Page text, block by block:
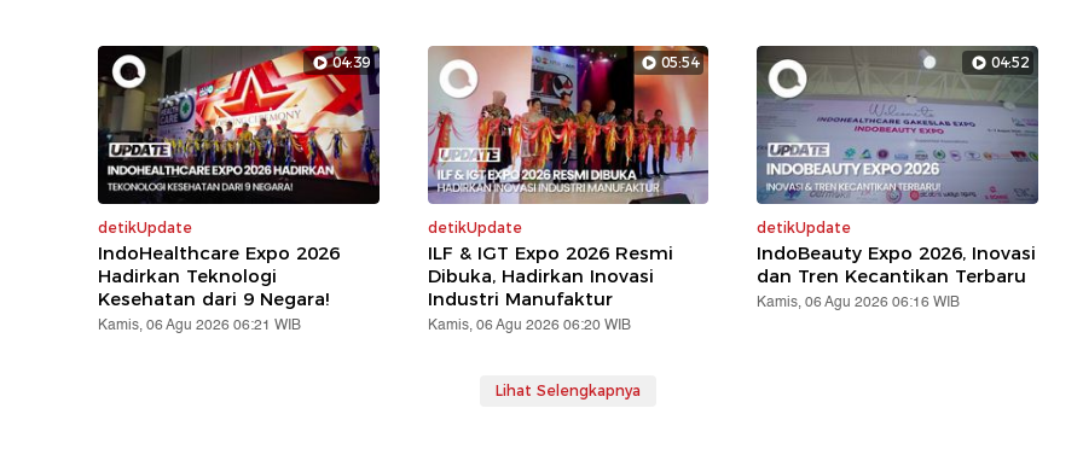
04:39
detikUpdate
IndoHealthcare Expo 2026
Hadirkan Teknologi
Kesehatan dari 9 Negara!
Kamis, 06 Agu 2026 06:21 WIB
05:54
detikUpdate
ILF & IGT Expo 2026 Resmi
Dibuka, Hadirkan Inovasi
Industri Manufaktur
Kamis, 06 Agu 2026 06:20 WIB
04:52
detikUpdate
IndoBeauty Expo 2026, Inovasi
dan Tren Kecantikan Terbaru
Kamis, 06 Agu 2026 06:16 WIB
Lihat Selengkapnya